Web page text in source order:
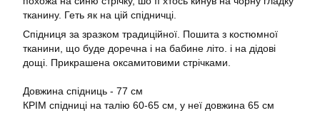
тканину. Геть як на цій спідничці.
Спідниця за зразком традиційної. Пошита з костюмної
тканини, що буде доречна і на бабине літо. і на дідові
дощі. Прикрашена оксамитовими стрічками.
Довжина спідниць - 77 см
КРІМ спідниці на талію 60-65 см, у неї довжина 65 см